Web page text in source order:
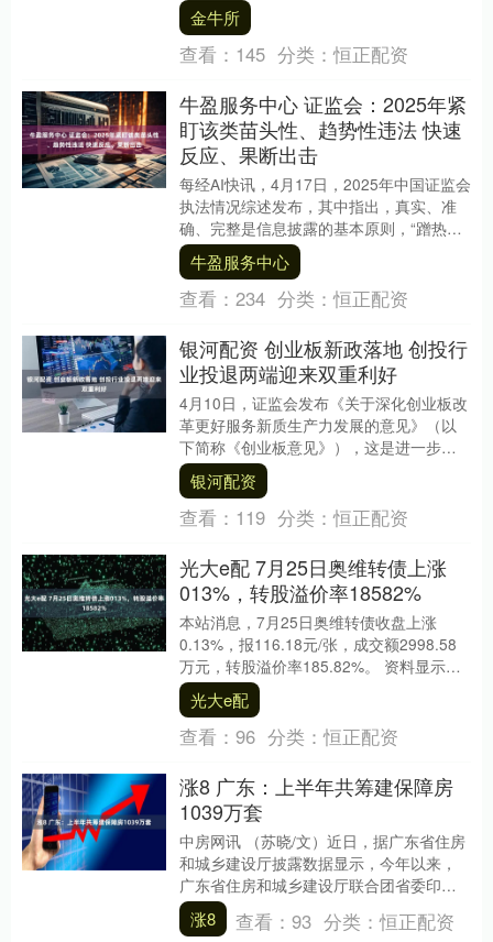
生命线，更是战略通道。4月22日，印尼财
政部长萨德瓦....
金牛所
查看： 145 分类：恒正配资
牛盈服务中心 证监会：2025年紧
盯该类苗头性、趋势性违法 快速
反应、果断出击
每经AI快讯，4月17日，2025年中国证监会
执法情况综述发布，其中指出，真实、准
确、完整是信息披露的基本原则，“蹭热
点”“炒概念”等违法行为，严重误导投资
者，....
牛盈服务中心
查看： 234 分类：恒正配资
银河配资 创业板新政落地 创投行
业投退两端迎来双重利好
4月10日，证监会发布《关于深化创业板改
革更好服务新质生产力发展的意见》（以
下简称《创业板意见》），这是进一步提
高资本市场制度包容性与适应性、健全投
资和融资相协....
银河配资
查看： 119 分类：恒正配资
光大e配 7月25日奥维转债上涨
013%，转股溢价率18582%
本站消息，7月25日奥维转债收盘上涨
0.13%，报116.18元/张，成交额2998.58
万元，转股溢价率185.82%。 资料显示，
奥维转债信用级别为“AA-....
光大e配
查看： 96 分类：恒正配资
涨8 广东：上半年共筹建保障房
1039万套
中房网讯 （苏晓/文）近日，据广东省住房
和城乡建设厅披露数据显示，今年以来，
广东省住房和城乡建设厅联合团省委印发
《关于开展“青年安居计划”广东“百千万工
程”高校....
涨8 查看：93 分类：恒正配资